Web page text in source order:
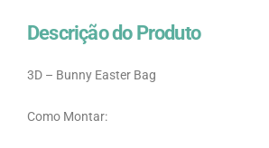
Descrição do Produto
3D – Bunny Easter Bag
Como Montar: